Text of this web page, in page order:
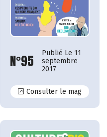
N°95
Publié Le 11
septembre
2017
Consulter le magN°95